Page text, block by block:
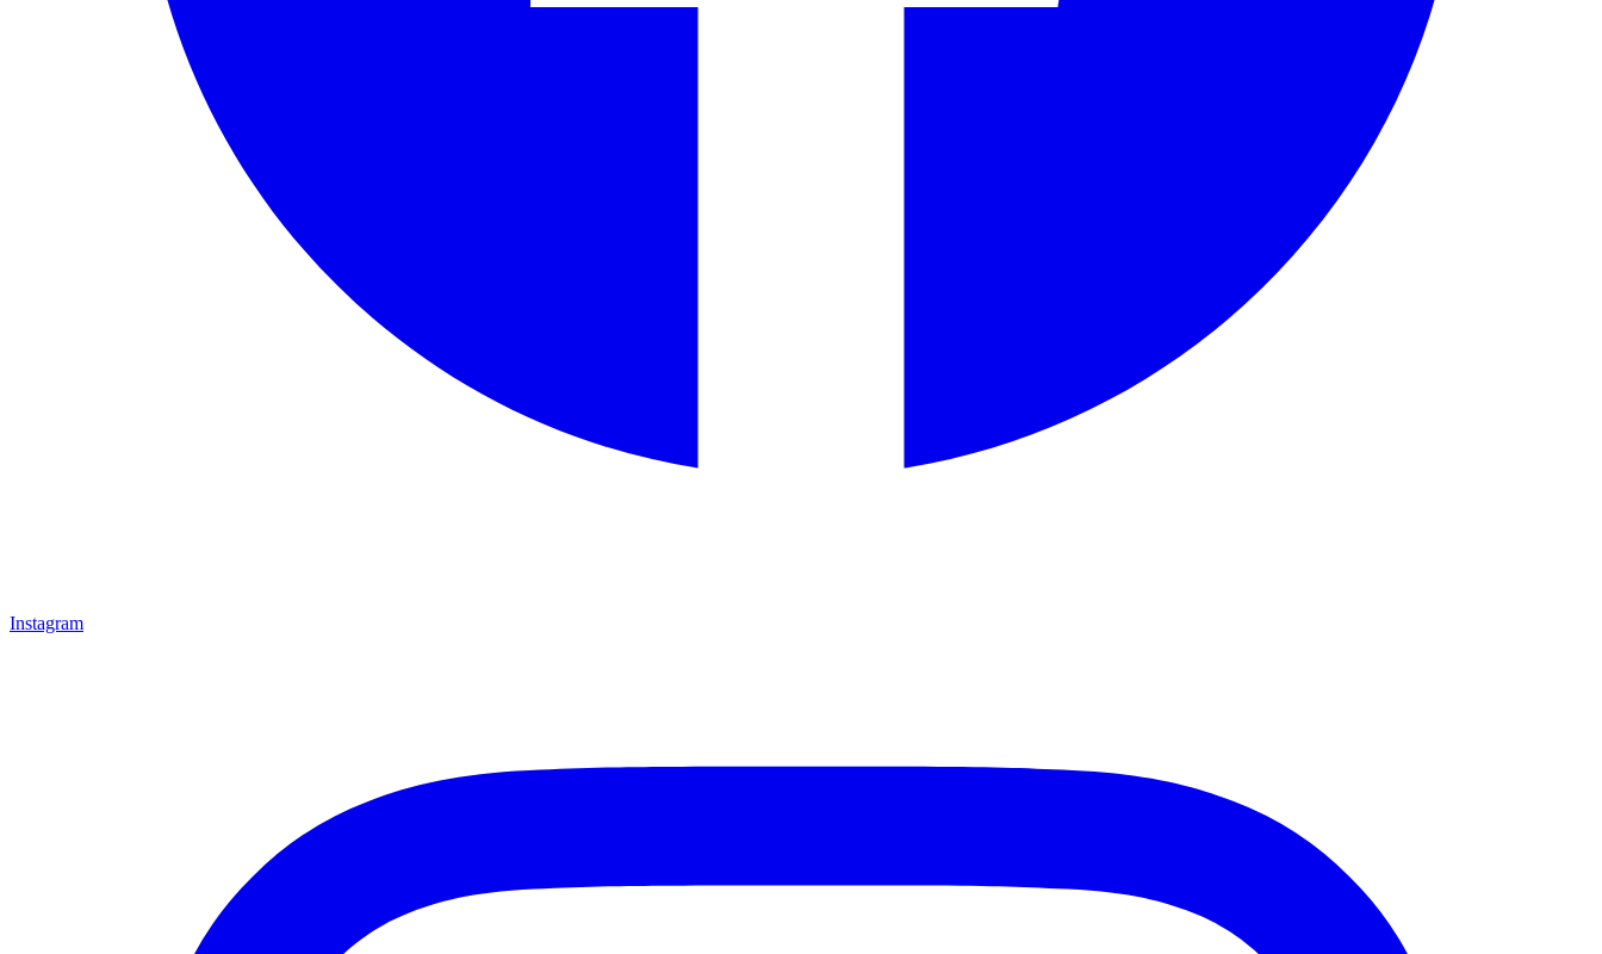
Instagram